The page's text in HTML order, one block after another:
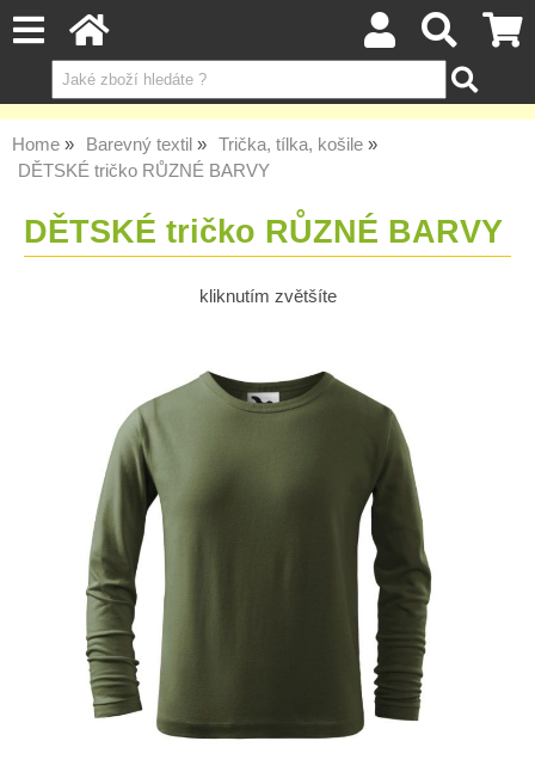
Home Barevný textil
Trička, tílka, košile
DĚTSKÉ tričko RŮZNÉ BARVY
DĚTSKÉ tričko RŮZNÉ BARVY
kliknutím zvětšíte